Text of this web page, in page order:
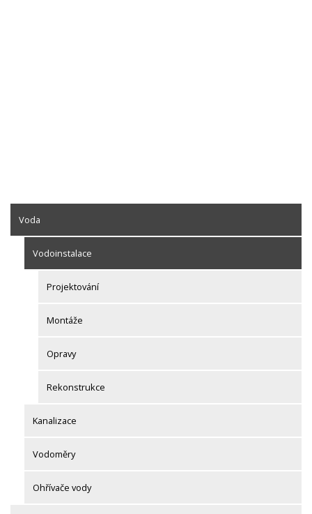
Voda
Vodoinstalace
Projektování
Montáže
Opravy
Rekonstrukce
Kanalizace
Vodoměry
Ohřívače vody